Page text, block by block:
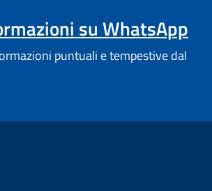
su WhatsApp
puntuali e tempestive dal